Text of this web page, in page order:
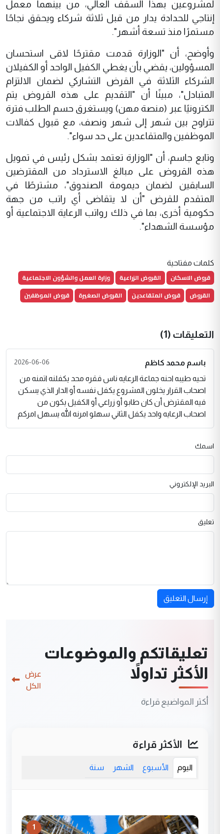
لمشروعين بهذا السقف العالي، من بينهما معمل
إنتاجي للحدادة يدار من قبل ثلاثة شركاء ويحقق نجاحًا
مستمرًا منذ تسعة أشهر".
وأوضح، أن "الوزارة قدمت مقترحًا لاقى استحسان
المسؤولين، يقضي بأن يغطي الكفيل الواحد أو الكفيلان
الشركاء الثلاثة في القرض التشاركي لضمان الالتزام
المتبادل"، مبينًا أن "التقديم على هذه القروض يتم
الكترونيًا عبر (منصة مهن) ويستغرق حسم الطلب فترة
تتراوح بين شهر إلى شهر ونصف، مع قبول كفالات
الموظفين والمتقاعدين على حد سواء".
وتابع جاسم، أن "الوزارة تعتمد بشكل رئيس في تمويل
هذه القروض على مبالغ الاسترداد من المقترضين
السابقين لضمان ديمومة الصندوق"، مشترطًا في
المتقدم للقرض "أن لا يتقاضى أي راتب من جهة
حكومية أخرى، بما في ذلك رواتب الرعاية الاجتماعية أو
مؤسسة الشهداء".
كلمات مفتاحية
قروض الاسكان القروض الزراعية
وزارة العمل والشؤون الاجتماعية
القروض
قروض المتقاعدين القروض الصغيرة قروض الموظفين
التعليقات (1)
باسم محمد كاظم 2026-06-06
تحيه طيبه احنه جماعة الرعايه ناس فقره محد يكفلنه اتمنه من
اصحاب القرار يخلون المشروع يكفل نفسه أو الدار الذي يسكن
فيه المقترض أن كان طابو أو زراعي أو الكفيل يكون من
اصحاب الرعايه واحد يكفل الثاني سهلو امرنه الله يسهل امركم
اسمك
البريد الإلكتروني
تعليق
إرسال التعليق
تعليقاتكم والموضوعات
الأكثر تداولاً
أكثر المواضيع قراءة
عرض
الكل
الأكثر قراءة
اليوم الأسبوع الشهر سنة
1